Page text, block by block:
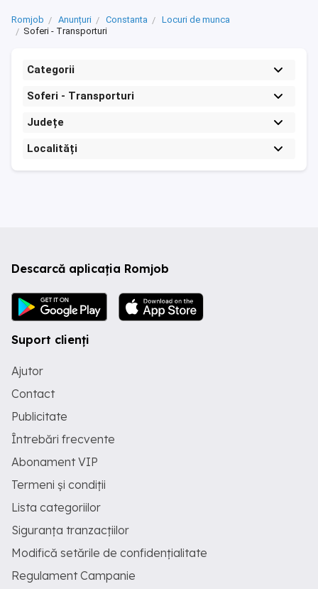
Romjob Anunțuri Constanta
Locuri de munca
Soferi - Transporturi
Categorii
Soferi - Transporturi
Județe
Localități
Descarcă aplicația Romjob
Suport clienți
Ajutor
Contact
Publicitate
Întrebări frecvente
Abonament VIP
Termeni și condiții
Lista categoriilor
Siguranța tranzacțiilor
Modifică setările de confidențialitate
Regulament Campanie